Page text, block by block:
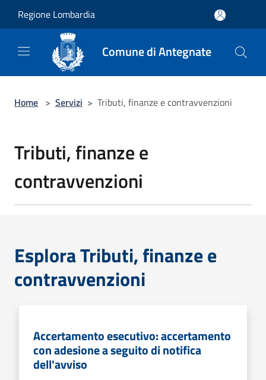
Regione Lombardia
Comune di Antegnate
Home > Servizi > Tributi, finanze e contravvenzioni
Tributi, finanze e
contravvenzioni
Esplora Tributi, finanze e
contravvenzioni
Accertamento esecutivo: accertamento
con adesione a seguito di notifica
dell'avviso